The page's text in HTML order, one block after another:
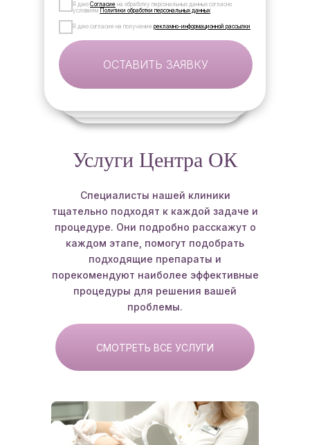
Услуги Центра ОК
Специалисты нашей клиники
тщательно подходят к каждой задаче и
процедуре. Они подробно расскажут о
каждом этапе, помогут подобрать
подходящие препараты и
порекомендуют наиболее эффективные
процедуры для решения вашей
проблемы.
Я даю Согласие на обработку персональных данных согласно
условиям Политики обработки персональных данных
Я даю согласие на получение рекламно-информационной рассылки
ОСТАВИТЬ ЗАЯВКУ
СМОТРЕТЬ ВСЕ УСЛУГИ